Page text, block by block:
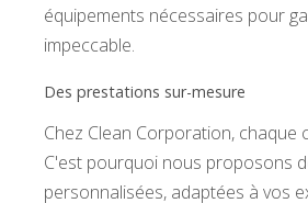
équipements nécessaires pour
impeccable.
Des prestations sur-mesure
Chez Clean Corporation, chaque
C'est pourquoi nous proposons
personnalisées, adaptées à vos